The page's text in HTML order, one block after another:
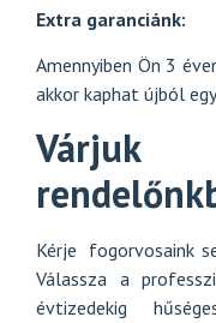
Extra garanciánk:
Amennyiben Ön 3
akkor kaphat újból
Kérje fogorvosaink
Válassza a
évtizedekig